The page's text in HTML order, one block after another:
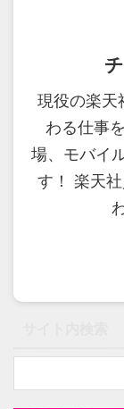
現役の楽天
わる仕事
場、モバイ
す！ 楽天